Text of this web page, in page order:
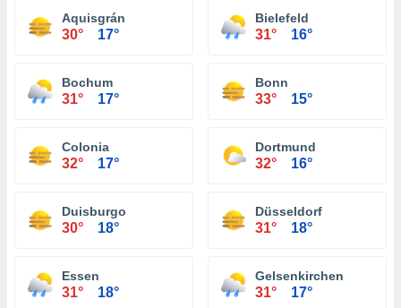
Aquisgrán
30° 17°
Bielefeld
31° 16°
Bochum
31° 17°
Bonn
33° 15°
Colonia
32° 17°
Dortmund
32° 16°
Duisburgo
30° 18°
Düsseldorf
31° 18°
Essen
31° 18°
Gelsenkirchen
31° 17°